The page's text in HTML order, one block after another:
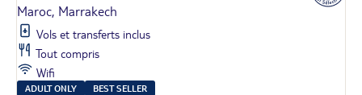
Maroc, Marrakech
Vols et transferts inclus
Tout compris
Wifi
ADULT ONLY BEST SELLER